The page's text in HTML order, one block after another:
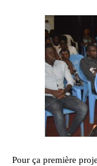
Pour ça première